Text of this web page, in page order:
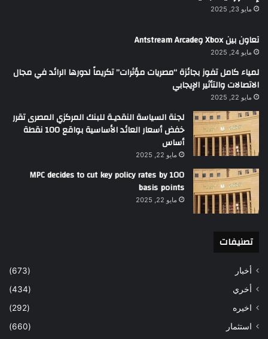
مايو 23, 2025
تعاون بين Xbox وAntstream Arcade
مايو 24, 2025
لمياء كامل تفوز بجائزة “مصريات مؤثرات” تكريماً لدورها الرائد في مجال
الاتصالات والتأثير الإيجابي
مايو 22, 2025
لجنة السياسة النقديـة للبنك المركزي المصرى تقرر
خفض أسعار العائد الأساسية بواقع 100 نقطة
أساس
مايو 22, 2025
MPC decides to cut key policy rates by 100
basis points
مايو 22, 2025
تصنيفات
أخبار
(673)
أخري
(434)
اخيره
(292)
استثمار
(660)